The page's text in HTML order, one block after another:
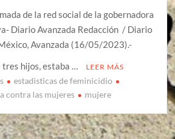
de la red social de la gobernadora
Diario Avanzada Redacción / Diario
Avanzada (16/05/2023).-
tres hijos, estaba …
LEER MÁS
estadisticas de feminicidio
contra las mujeres
mujere